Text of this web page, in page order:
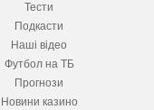
Тести
Подкасти
Наші відео
Футбол на ТБ
Прогнози
Новини казино